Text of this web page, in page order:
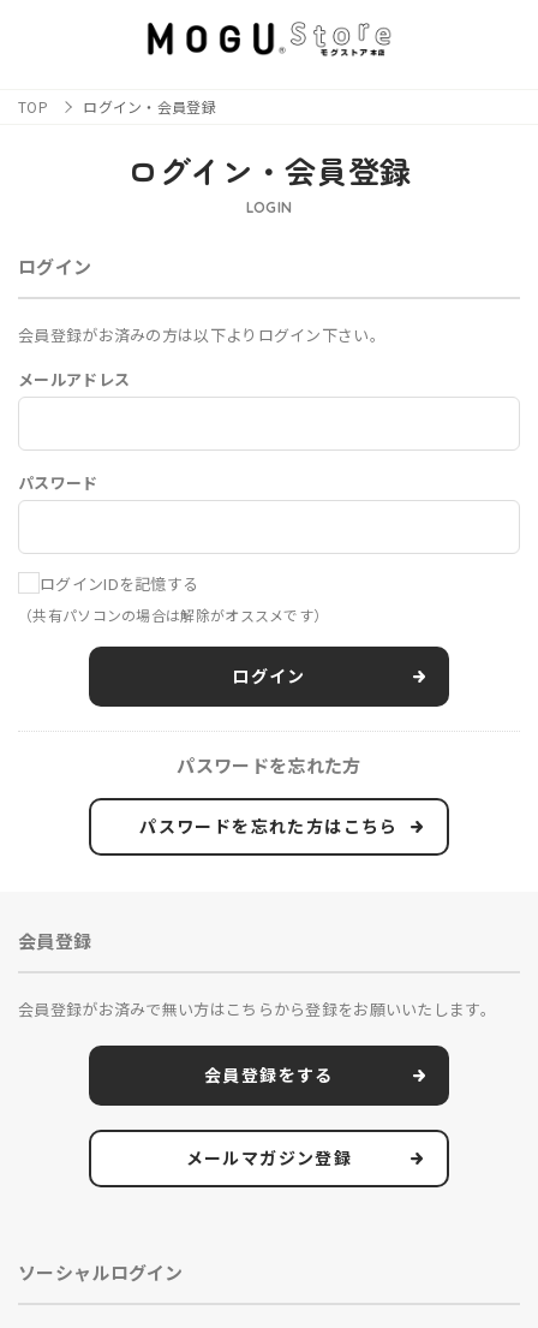
TOP ログイン・会員登録
ログイン・会員登録
LOGIN
ログイン
会員登録がお済みの方は以下よりログイン下さい。
メールアドレス
パスワード
ログインIDを記憶する
（共有パソコンの場合は解除がオススメです）
ログイン
パスワードを忘れた方
パスワードを忘れた方はこちら
会員登録
会員登録がお済みで無い方はこちらから登録をお願いいたします。
会員登録をする
メールマガジン登録
ソーシャルログイン